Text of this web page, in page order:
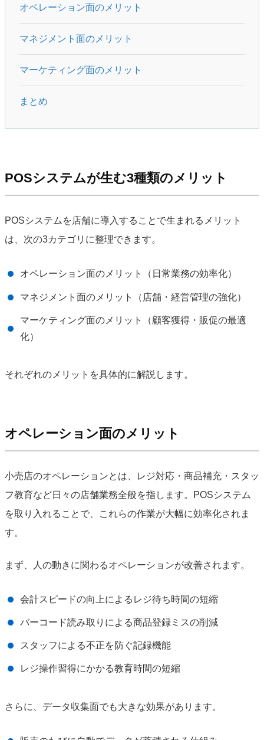
オペレーション面のメリット
マネジメント面のメリット
マーケティング面のメリット
まとめ
POSシステムが生む3種類のメリット
POSシステムを店舗に導入することで生まれるメリット
は、次の3カテゴリに整理できます。
オペレーション面のメリット（日常業務の効率化）
マネジメント面のメリット（店舗・経営管理の強化）
マーケティング面のメリット（顧客獲得・販促の最適
化）
それぞれのメリットを具体的に解説します。
オペレーション面のメリット
小売店のオペレーションとは、レジ対応・商品補充・スタッ
フ教育など日々の店舗業務全般を指します。POSシステム
を取り入れることで、これらの作業が大幅に効率化されま
す。
まず、人の動きに関わるオペレーションが改善されます。
会計スピードの向上によるレジ待ち時間の短縮
バーコード読み取りによる商品登録ミスの削減
スタッフによる不正を防ぐ記録機能
レジ操作習得にかかる教育時間の短縮
さらに、データ収集面でも大きな効果があります。